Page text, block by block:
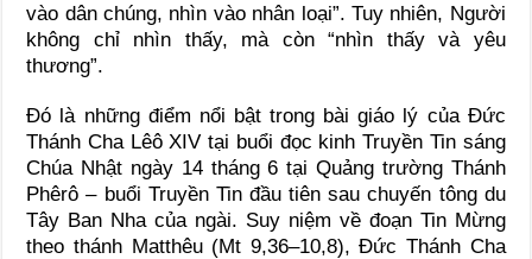
vào dân chúng, nhìn vào nhân loại”. Tuy nhiên, Người
không chỉ nhìn thấy, mà còn “nhìn thấy và yêu
thương”.
Đó là những điểm nổi bật trong bài giáo lý của Đức
Thánh Cha Lêô XIV tại buổi đọc kinh Truyền Tin sáng
Chúa Nhật ngày 14 tháng 6 tại Quảng trường Thánh
Phêrô – buổi Truyền Tin đầu tiên sau chuyến tông du
Tây Ban Nha của ngài. Suy niệm về đoạn Tin Mừng
theo thánh Matthêu (Mt 9,36–10,8), Đức Thánh Cha